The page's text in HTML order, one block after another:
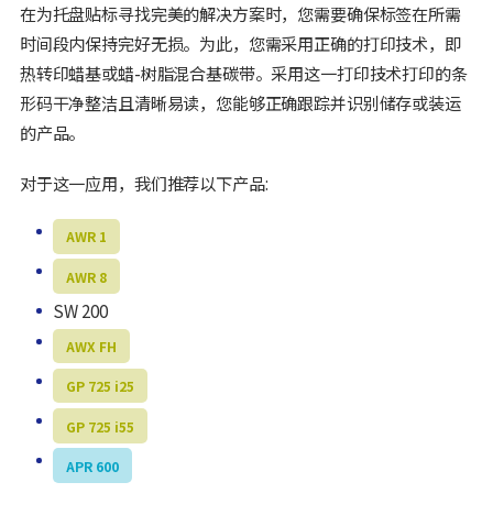
在为托盘贴标寻找完美的解决方案时，您需要确保标签在所需
时间段内保持完好无损。为此，您需采用正确的打印技术，即
热转印蜡基或蜡-树脂混合基碳带。采用这一打印技术打印的条
形码干净整洁且清晰易读，您能够正确跟踪并识别储存或装运
的产品。
对于这一应用，我们推荐以下产品:
AWR 1
AWR 8
SW 200
AWX FH
GP 725 i25
GP 725 i55
APR 600